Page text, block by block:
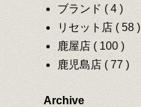
ブランド ( 4 )
リセット店 ( 58 )
鹿屋店 ( 100 )
鹿児島店 ( 77 )
Archive